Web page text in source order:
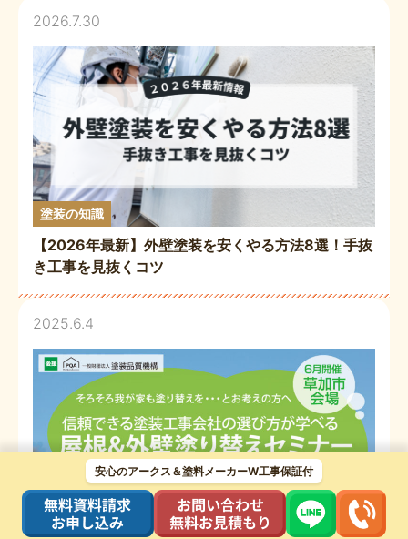
2026.7.30
塗装の知識
【2026年最新】外壁塗装を安くやる方法8選！手抜
き工事を見抜くコツ
2025.6.4
安心のアークス＆塗料メーカーW工事保証付